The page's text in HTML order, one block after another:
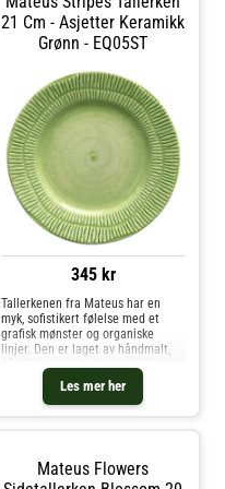
21 Cm - Asjetter Keramikk
Grønn - EQ05ST
345 kr
Les mer her
Tallerkenen fra Mateus har en
myk, sofistikert følelse med et
grafisk mønster og organiske
linjer. Den er laget av håndmalt,
miljøvennlig forpakning. Mindre
variasjoner kan forekomme på
grunn av det nøye, håndlagde
også som en større tallerken.-
Mateus Flowers